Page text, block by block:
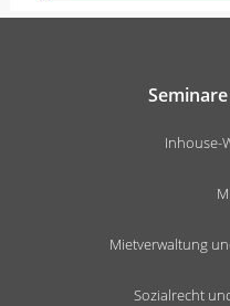
Inhouse-
Mietverwaltung
Sozialrecht